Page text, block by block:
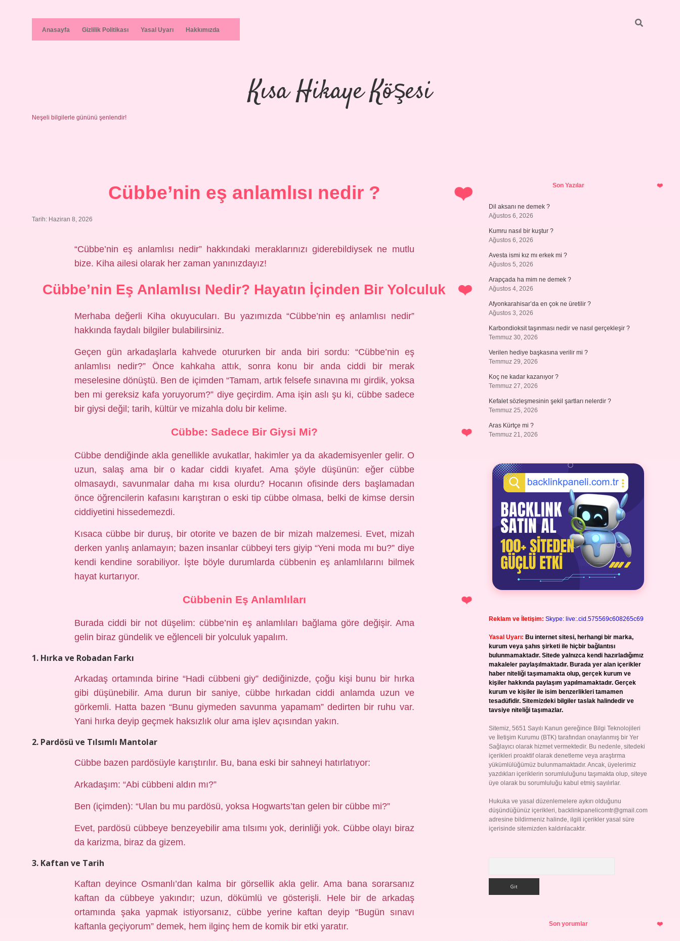
Anasayfa Gizlilik Politikası Yasal Uyarı Hakkımızda
Kısa Hikaye Köşesi
Neşeli bilgilerle gününü şenlendir!
Cübbe’nin eş anlamlısı nedir ?
Tarih: Haziran 8, 2026
“Cübbe’nin eş anlamlısı nedir” hakkındaki meraklarınızı giderebildiysek ne mutlu
bize. Kiha ailesi olarak her zaman yanınızdayız!
Cübbe’nin Eş Anlamlısı Nedir? Hayatın İçinden Bir Yolculuk
Merhaba değerli Kiha okuyucuları. Bu yazımızda “Cübbe’nin eş anlamlısı nedir”
hakkında faydalı bilgiler bulabilirsiniz.
Geçen gün arkadaşlarla kahvede otururken bir anda biri sordu: “Cübbe’nin eş
anlamlısı nedir?” Önce kahkaha attık, sonra konu bir anda ciddi bir merak
meselesine dönüştü. Ben de içimden “Tamam, artık felsefe sınavına mı girdik, yoksa
ben mi gereksiz kafa yoruyorum?” diye geçirdim. Ama işin aslı şu ki, cübbe sadece
bir giysi değil; tarih, kültür ve mizahla dolu bir kelime.
Cübbe: Sadece Bir Giysi Mi?
Cübbe dendiğinde akla genellikle avukatlar, hakimler ya da akademisyenler gelir. O
uzun, salaş ama bir o kadar ciddi kıyafet. Ama şöyle düşünün: eğer cübbe
olmasaydı, savunmalar daha mı kısa olurdu? Hocanın ofisinde ders başlamadan
önce öğrencilerin kafasını karıştıran o eski tip cübbe olmasa, belki de kimse dersin
ciddiyetini hissedemezdi.
Kısaca cübbe bir duruş, bir otorite ve bazen de bir mizah malzemesi. Evet, mizah
derken yanlış anlamayın; bazen insanlar cübbeyi ters giyip “Yeni moda mı bu?” diye
kendi kendine sorabiliyor. İşte böyle durumlarda cübbenin eş anlamlılarını bilmek
hayat kurtarıyor.
Cübbenin Eş Anlamlıları
Burada ciddi bir not düşelim: cübbe’nin eş anlamlıları bağlama göre değişir. Ama
gelin biraz gündelik ve eğlenceli bir yolculuk yapalım.
1. Hırka ve Robadan Farkı
Arkadaş ortamında birine “Hadi cübbeni giy” dediğinizde, çoğu kişi bunu bir hırka
gibi düşünebilir. Ama durun bir saniye, cübbe hırkadan ciddi anlamda uzun ve
görkemli. Hatta bazen “Bunu giymeden savunma yapamam” dedirten bir ruhu var.
Yani hırka deyip geçmek haksızlık olur ama işlev açısından yakın.
2. Pardösü ve Tılsımlı Mantolar
Cübbe bazen pardösüyle karıştırılır. Bu, bana eski bir sahneyi hatırlatıyor:
Arkadaşım: “Abi cübbeni aldın mı?”
Ben (içimden): “Ulan bu mu pardösü, yoksa Hogwarts’tan gelen bir cübbe mi?”
Evet, pardösü cübbeye benzeyebilir ama tılsımı yok, derinliği yok. Cübbe olayı biraz
da karizma, biraz da gizem.
3. Kaftan ve Tarih
Kaftan deyince Osmanlı’dan kalma bir görsellik akla gelir. Ama bana sorarsanız
kaftan da cübbeye yakındır; uzun, dökümlü ve gösterişli. Hele bir de arkadaş
ortamında şaka yapmak istiyorsanız, cübbe yerine kaftan deyip “Bugün sınavı
kaftanla geçiyorum” demek, hem ilginç hem de komik bir etki yaratır.
SidebarSon Yazılar
Dil aksanı ne demek ?
Ağustos 6, 2026
Kumru nasıl bir kuştur ?
Ağustos 6, 2026
Avesta ismi kız mı erkek mi ?
Ağustos 5, 2026
Arapçada ha mim ne demek ?
Ağustos 4, 2026
Afyonkarahisar’da en çok ne üretilir ?
Ağustos 3, 2026
Karbondioksit taşınması nedir ve nasıl gerçekleşir ?
Temmuz 30, 2026
Verilen hediye başkasına verilir mi ?
Temmuz 29, 2026
Koç ne kadar kazanıyor ?
Temmuz 27, 2026
Kefalet sözleşmesinin şekil şartları nelerdir ?
Temmuz 25, 2026
Aras Kürtçe mi ?
Temmuz 21, 2026
Reklam ve İletişim: Skype: live:.cid.575569c608265c69
Yasal Uyarı: Bu internet sitesi, herhangi bir marka,
kurum veya şahıs şirketi ile hiçbir bağlantısı
bulunmamaktadır. Sitede yalnızca kendi hazırladığımız
makaleler paylaşılmaktadır. Burada yer alan içerikler
haber niteliği taşımamakta olup, gerçek kurum ve
kişiler hakkında paylaşım yapılmamaktadır. Gerçek
kurum ve kişiler ile isim benzerlikleri tamamen
tesadüfidir. Sitemizdeki bilgiler taslak halindedir ve
tavsiye niteliği taşımazlar.
Sitemiz, 5651 Sayılı Kanun gereğince Bilgi Teknolojileri
ve İletişim Kurumu (BTK) tarafından onaylanmış bir Yer
Sağlayıcı olarak hizmet vermektedir. Bu nedenle, sitedeki
içerikleri proaktif olarak denetleme veya araştırma
yükümlülüğümüz bulunmamaktadır. Ancak, üyelerimiz
yazdıkları içeriklerin sorumluluğunu taşımakta olup, siteye
üye olarak bu sorumluluğu kabul etmiş sayılırlar.
Hukuka ve yasal düzenlemelere aykırı olduğunu
düşündüğünüz içerikleri, backlinkpanelicomtr@gmail.com
adresine bildirmeniz halinde, ilgili içerikler yasal süre
içerisinde sitemizden kaldırılacaktır.
Son yorumlar